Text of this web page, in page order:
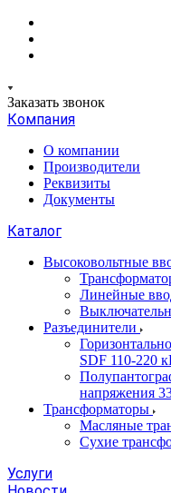
Заказать звонок
Компания
О компании
Производители
Реквизиты
Документы
Каталог
Высоковольтные
Линейные
Разъединители
SDF 110-220
напряжения
Трансформаторы
Масляные
Сухие
Услуги